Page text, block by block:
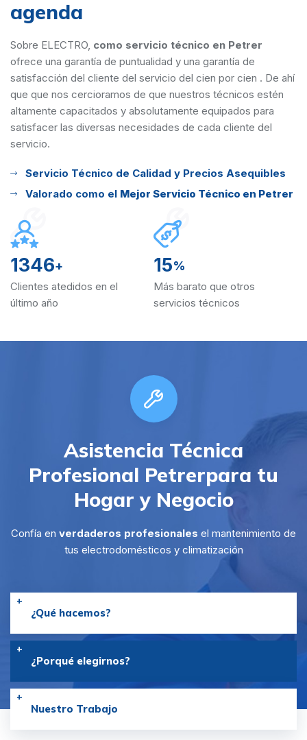
agenda
Sobre ELECTRO, como servicio técnico en Petrer
ofrece una garantía de puntualidad y una garantía de
satisfacción del cliente del servicio del cien por cien . De ahí
que que nos cercioramos de que nuestros técnicos estén
altamente capacitados y absolutamente equipados para
satisfacer las diversas necesidades de cada cliente del
servicio.
Servicio Técnico de Calidad y Precios Asequibles
Valorado como el Mejor Servicio Técnico en Petrer
1346+
Clientes atedidos en el
último año
15%
Más barato que otros
servicios técnicos
Asistencia Técnica
Profesional Petrerpara tu
Hogar y Negocio
Confía en verdaderos profesionales el mantenimiento de
tus electrodomésticos y climatización
¿Qué hacemos?
¿Porqué elegirnos?
Nuestro Trabajo